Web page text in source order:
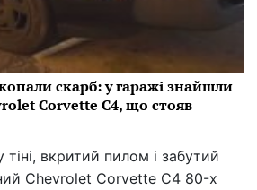
скарб: у гаражі знайшли
Corvette C4, що стояв
вкритий пилом і забутий
Chevrolet Corvette C4 80-х